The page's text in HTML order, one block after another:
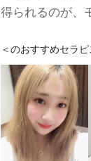
得られるのが、
＜のおすすめセラピ